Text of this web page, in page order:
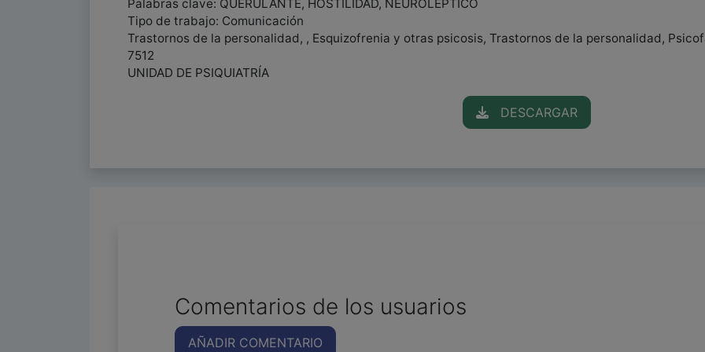
Palabras clave: QUERULANTE, HOSTILIDAD, NEUROLEPTICO
Tipo de trabajo: Comunicación
Trastornos de la personalidad, , Esquizofrenia y otras psicosis, Trastornos de la personalidad,
7512
UNIDAD DE PSIQUIATRÍA
DESCARGAR
Comentarios de los usuarios
AÑADIR COMENTARIO